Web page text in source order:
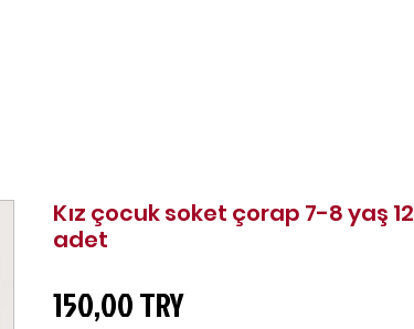
Kız çocuk soket çorap 7-8 yaş 12
adet
150,00 TRYPrix